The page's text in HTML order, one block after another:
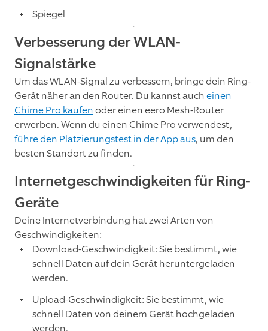
Spiegel
Verbesserung der WLAN-
Signalstärke
Um das WLAN-Signal zu verbessern, bringe dein Ring-
Gerät näher an den Router. Du kannst auch einen
Chime Pro kaufenoder einen eero Mesh-Router
erwerben. Wenn du einen Chime Pro verwendest,
führe den Platzierungstest in der App aus, um den
besten Standort zu finden.
Internetgeschwindigkeiten für Ring-
Geräte
Deine Internetverbindung hat zwei Arten von
Geschwindigkeiten:
Download-Geschwindigkeit: Sie bestimmt, wie
schnell Daten auf dein Gerät heruntergeladen
werden.
Upload-Geschwindigkeit: Sie bestimmt, wie
schnell Daten von deinem Gerät hochgeladen
werden.